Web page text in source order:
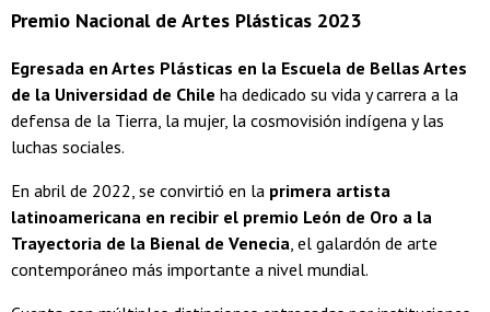
Funcionarias/os
Premio Nacional de Artes Plásticas 2023
Egresada en Artes Plásticas en la Escuela de Bellas Artes
de la Universidad de Chile ha dedicado su vida y carrera a la
defensa de la Tierra, la mujer, la cosmovisión indígena y las
luchas sociales.
En abril de 2022, se convirtió en la primera artista
latinoamericana en recibir el premio León de Oro a la
Trayectoria de la Bienal de Venecia, el galardón de arte
contemporáneo más importante a nivel mundial.